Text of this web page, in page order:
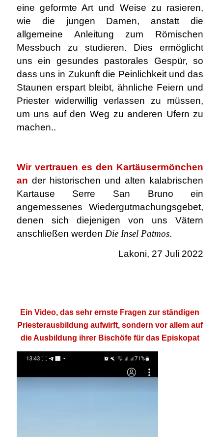
eine geformte Art und Weise zu rasieren,
wie die jungen Damen, anstatt die
allgemeine Anleitung zum Römischen
Messbuch zu studieren. Dies ermöglicht
uns ein gesundes pastorales Gespür, so
dass uns in Zukunft die Peinlichkeit und das
Staunen erspart bleibt, ähnliche Feiern und
Priester widerwillig verlassen zu müssen,
um uns auf den Weg zu anderen Ufern zu
machen..
Wir vertrauen es den Kartäusermönchen
an der historischen und alten kalabrischen
Kartause Serre San Bruno ein
angemessenes Wiedergutmachungsgebet,
denen sich diejenigen von uns Vätern
anschließen werden Die Insel Patmos.
Lakoni, 27 Juli 2022
Ein Video, das sehr ernste Fragen zur ständigen
Priesterausbildung aufwirft, sondern vor allem auf
die Ausbildung ihrer Bischöfe für das Episkopat